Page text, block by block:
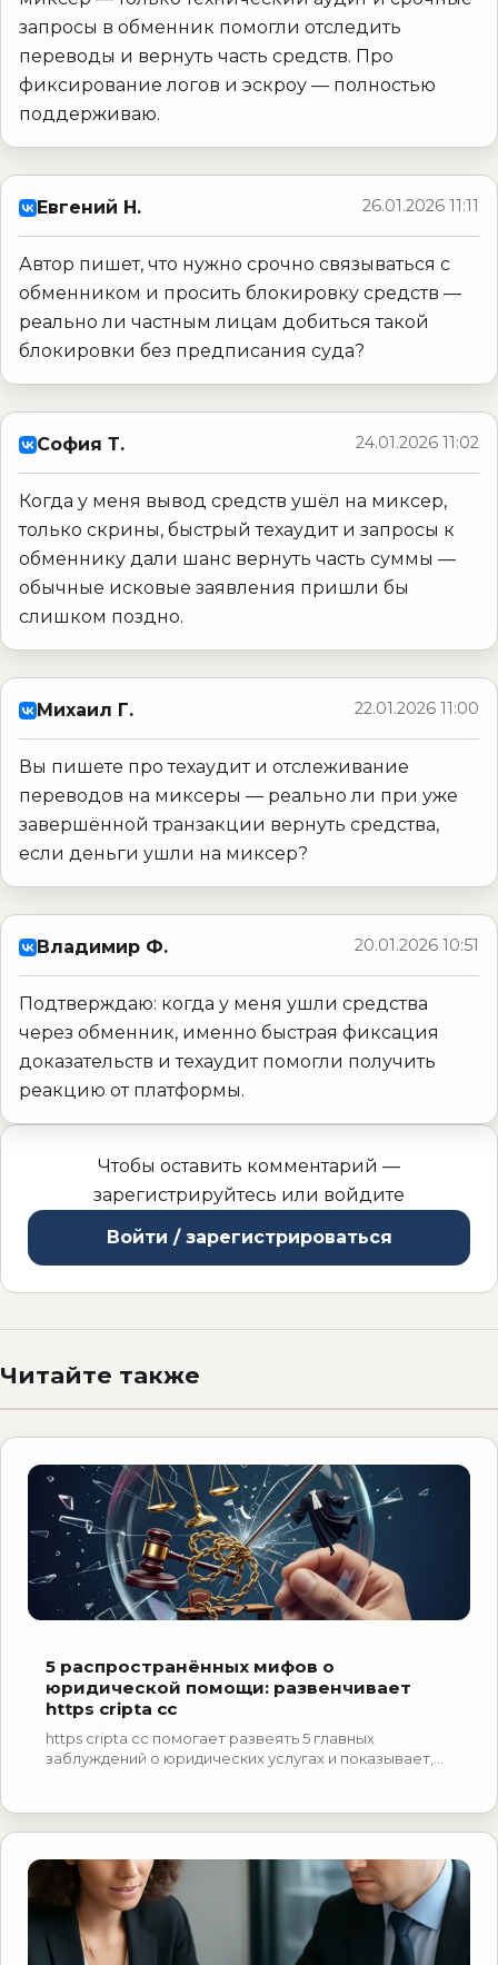
запросы в обменник помогли отследить
переводы и вернуть часть средств. Про
фиксирование логов и эскроу — полностью
поддерживаю.
Евгений Н. 26.01.2026 11:11
Автор пишет, что нужно срочно связываться с
обменником и просить блокировку средств —
реально ли частным лицам добиться такой
блокировки без предписания суда?
София Т. 24.01.2026 11:02
Когда у меня вывод средств ушёл на миксер,
только скрины, быстрый техаудит и запросы к
обменнику дали шанс вернуть часть суммы —
обычные исковые заявления пришли бы
слишком поздно.
Михаил Г. 22.01.2026 11:00
Вы пишете про техаудит и отслеживание
переводов на миксеры — реально ли при уже
завершённой транзакции вернуть средства,
если деньги ушли на миксер?
Владимир Ф. 20.01.2026 10:51
Подтверждаю: когда у меня ушли средства
через обменник, именно быстрая фиксация
доказательств и техаудит помогли получить
реакцию от платформы.
Чтобы оставить комментарий —
зарегистрируйтесь или войдите
Войти / зарегистрироваться
Читайте также
5 распространённых мифов о
юридической помощи: развенчивает
https cripta cc
https cripta cc помогает развеять 5 главных
заблуждений о юридических услугах и показывает,